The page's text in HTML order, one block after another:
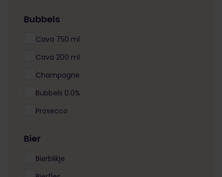
Bubbels
Cava 750 ml
Cava 200 ml
Champagne
Bubbels 0.0%
Prosecco
Bier
Bierblikje